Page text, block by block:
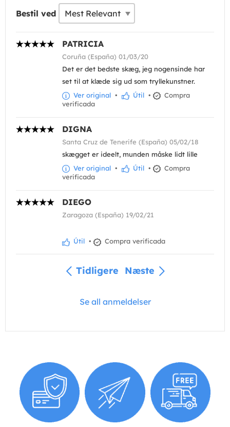
Bestil ved
PATRICIA
Coruña (España) 01/03/20
Det er det bedste skæg, jeg nogensinde har
set til at klæde sig ud som tryllekunstner.
Ver original • Útil •
Compra
verificada
DIGNA
Santa Cruz de Tenerife (España) 05/02/18
skægget er ideelt, munden måske lidt lille
Ver original • Útil •
Compra
verificada
DIEGO
Zaragoza (España) 19/02/21
Útil • Compra verificada
Tidligere Næste
Se all anmeldelser